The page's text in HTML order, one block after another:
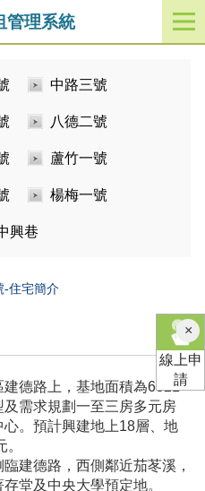
管理系統
開
啟
中路三號
八德二號
蘆竹一號
楊梅一號
興巷
-住宅簡介
德路上，基地面積為6821
需求規劃一至三房多元房
。預計興建地上18層、地
建德路，西側鄰近茄苳溪，
堂及中央大學預定地。
×關
閉
線上申
請